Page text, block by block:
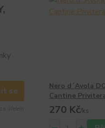
se
Nero d´Avola
Cantine
270 Kč/ks